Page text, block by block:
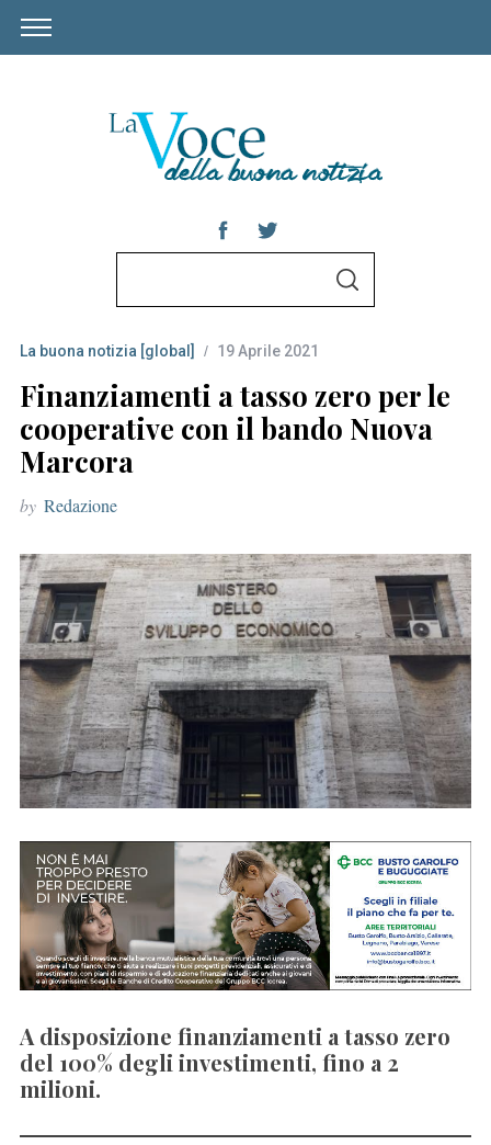
r
c
h
f
o
r
S
La buona notizia [global] 19 Aprile 2021
Finanziamenti a tasso zero per le
cooperative con il bando Nuova
Marcora
by Redazione
A disposizione finanziamenti a tasso zero
del 100% degli investimenti, fino a 2
milioni.